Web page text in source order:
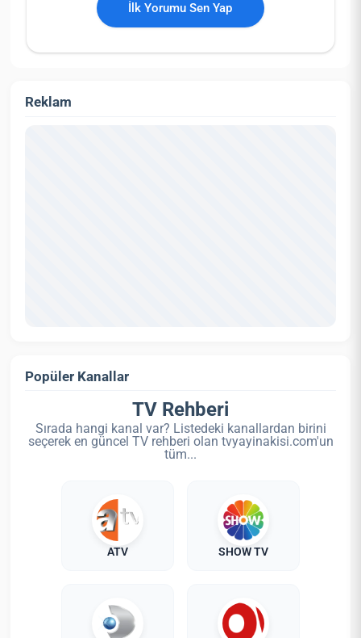
İlk Yorumu Sen Yap
Reklam
Popüler Kanallar
TV Rehberi
Sırada hangi kanal var? Listedeki kanallardan birini
seçerek en güncel TV rehberi olan tvyayinakisi.com'un
tüm...
ATV SHOW TV